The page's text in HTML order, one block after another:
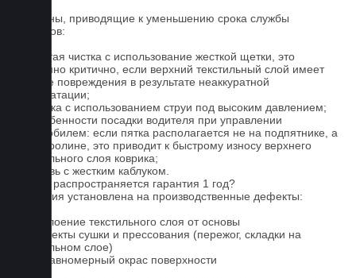
Причины, приводящие к уменьшению срока службы
ковриков:
1. Частая чистка с использование жесткой щетки, это
особенно критично, если верхний текстильный слой имеет
мелкие повреждения в результате неаккуратной
эксплуатации;
2. Мойка с использованием струи под высоким давлением;
3. Особенности посадки водителя при управлении
автомобилем: если пятка располагается не на подпятнике, а
на ковролине, это приводит к быстрому износу верхнего
текстильного слоя коврика;
4. Обувь с жестким каблуком.
На что распространяется гарантия 1 год?
Гарантия установлена на производственные дефекты:
1. Отслоение текстильного слоя от основы
2. Дефекты сушки и прессования (пережог, складки на
текстильном слое)
3. Неравномерный окрас поверхности